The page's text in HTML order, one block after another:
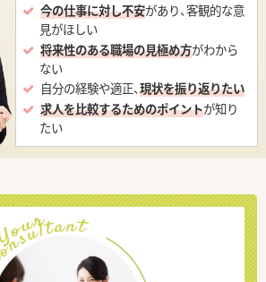
今の仕事に対し不安があり、客観的な意
見がほしい
将来性のある職場の見極め方がわから
ない
自分の経験や適正、現状を振り返りたい
求人を比較するためのポイントが知り
たい